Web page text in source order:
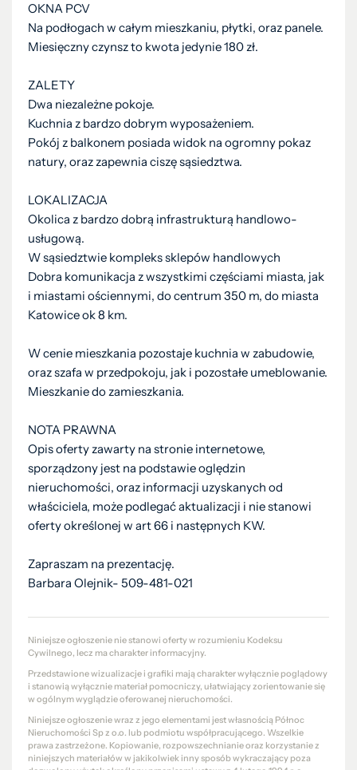
OKNA PCV
Na podłogach w całym mieszkaniu, płytki, oraz panele.
Miesięczny czynsz to kwota jedynie 180 zł.
ZALETY
Dwa niezależne pokoje.
Kuchnia z bardzo dobrym wyposażeniem.
Pokój z balkonem posiada widok na ogromny pokaz
natury, oraz zapewnia ciszę sąsiedztwa.
LOKALIZACJA
Okolica z bardzo dobrą infrastrukturą handlowo-
usługową.
W sąsiedztwie kompleks sklepów handlowych
Dobra komunikacja z wszystkimi częściami miasta, jak
i miastami ościennymi, do centrum 350 m, do miasta
Katowice ok 8 km.
W cenie mieszkania pozostaje kuchnia w zabudowie,
oraz szafa w przedpokoju, jak i pozostałe umeblowanie.
Mieszkanie do zamieszkania.
NOTA PRAWNA
Opis oferty zawarty na stronie internetowe,
sporządzony jest na podstawie oględzin
nieruchomości, oraz informacji uzyskanych od
właściciela, może podlegać aktualizacji i nie stanowi
oferty określonej w art 66 i następnych KW.
Zapraszam na prezentację.
Barbara Olejnik- 509-481-021
Niniejsze ogłoszenie nie stanowi oferty w rozumieniu Kodeksu
Cywilnego, lecz ma charakter informacyjny.
Przedstawione wizualizacje i grafiki mają charakter wyłącznie poglądowy
i stanowią wyłącznie materiał pomocniczy, ułatwiający zorientowanie się
w ogólnym wyglądzie oferowanej nieruchomości.
Niniejsze ogłoszenie wraz z jego elementami jest własnością Północ
Nieruchomości Sp z o.o. lub podmiotu współpracującego. Wszelkie
prawa zastrzeżone. Kopiowanie, rozpowszechnianie oraz korzystanie z
niniejszych materiałów w jakikolwiek inny sposób wykraczający poza